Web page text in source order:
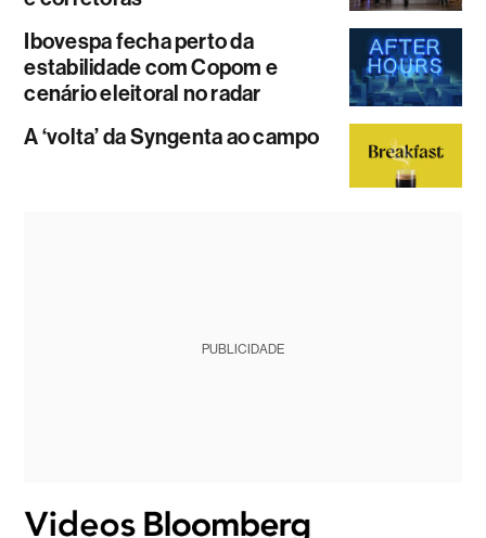
Ibovespa fecha perto da
estabilidade com Copom e
cenário eleitoral no radar
A ‘volta’ da Syngenta ao campo
PUBLICIDADE